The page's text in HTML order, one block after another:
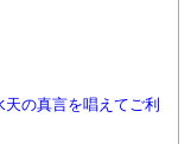
の真言を唱えてご利